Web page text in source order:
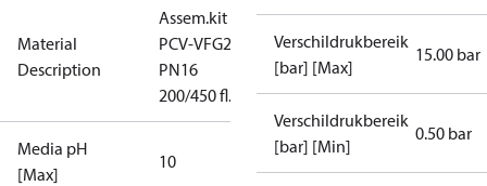
Material
Description
Assem.kit
PCV-VFG21
PN16
200/450 fl.
Media pH
[Max]
10
Verschildrukbereik
[bar] [Max]
15.00 bar
Verschildrukbereik
[bar] [Min]
0.50 bar